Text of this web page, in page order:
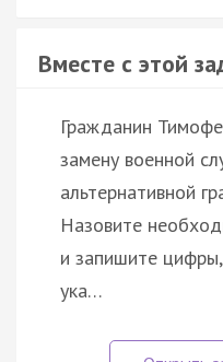
Вместе с этой
Гражданин
замену военной
альтернативной
Назовите
и запишите
ука…